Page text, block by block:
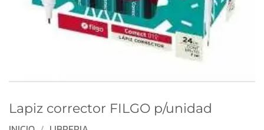
Lapiz corrector FILGO p/unidad